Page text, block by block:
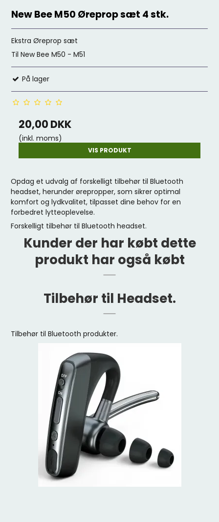
New Bee M50 Øreprop sæt 4 stk.
Ekstra Øreprop sæt
Til New Bee M50 - M51
På lager
20,00 DKK
(inkl. moms)
VIS PRODUKT
Opdag et udvalg af forskelligt tilbehør til Bluetooth
headset, herunder ørepropper, som sikrer optimal
komfort og lydkvalitet, tilpasset dine behov for en
forbedret lytteoplevelse.
Forskelligt tilbehør til Bluetooth headset.
Kunder der har købt dette
produkt har også købt
Tilbehør til Headset.
Tilbehør til Bluetooth produkter.